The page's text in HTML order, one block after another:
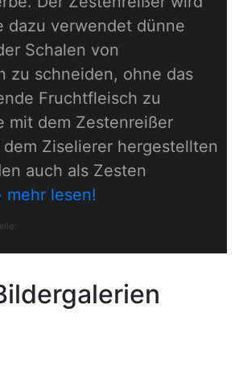
dazu verwendet dünne
Schalen von
zu schneiden, ohne das
Fruchtfleisch zu
mit dem Zestenreißer
Ziselierer hergestellten
auch als Zesten
mehr lesen!